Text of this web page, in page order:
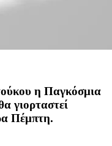
η Παγκόσμια
γιορταστεί
Πέμπτη.